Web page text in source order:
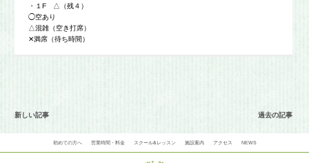
・１F △（残４）
◯空あり
△混雑（空き打席）
✕満席（待ち時間）
新しい記事 過去の記事
初めての方へ 営業時間・料金 スクール&レッスン 施設案内 アクセス NEWS